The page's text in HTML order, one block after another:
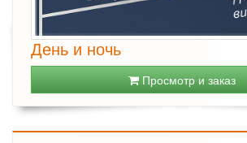
День и ночь
Просмотр и заказ